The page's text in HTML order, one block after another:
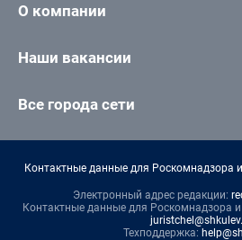
О компании
Наши вакансии
Все города сети
Контактные данные для Роскомнадзора
Электронный адрес редакции:
Контактные данные для Роскомнадзора и
Техподдержка: